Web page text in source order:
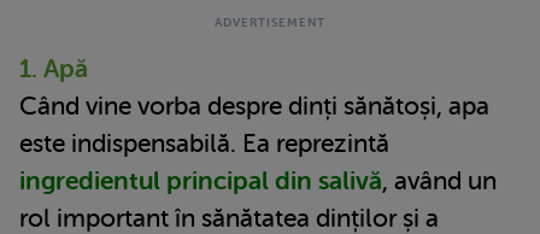
1. Apă
Când vine vorba despre dinți sănătoși, apa
este indispensabilă. Ea reprezintă
ingredientul principal din salivă, având un
rol important în sănătatea dinților și a